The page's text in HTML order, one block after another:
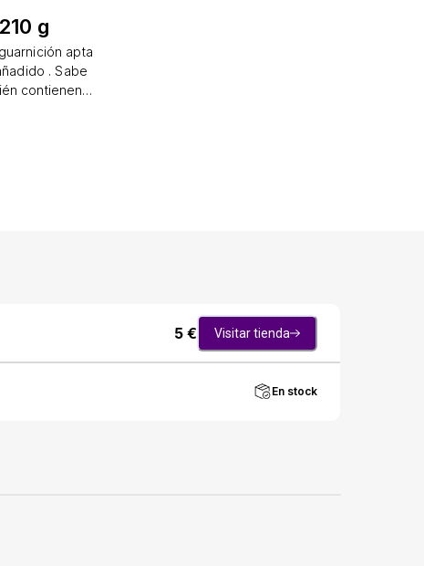
g
apta
. Sabe
contienen
lo menos
papillas de
5 € Visitar tienda
En stock